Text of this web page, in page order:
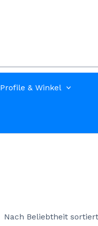
Profile & Winkel